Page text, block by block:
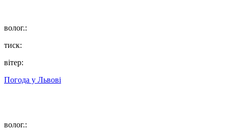
волог.:
тиск:
вітер:
Погода у Львові
волог.: